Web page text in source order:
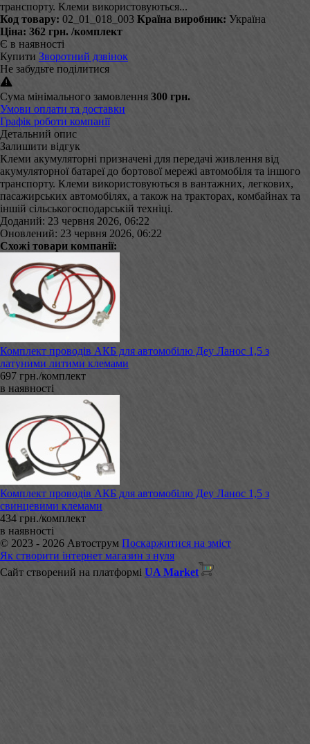
транспорту. Клеми використовуються...
Код товару: 02_01_018_003 Країна виробник: Україна
Ціна: 362 грн. /комплект
Є в наявності
Купити Зворотний дзвінок
Не забудьте поділитися
Сума мінімального замовлення 300 грн.
Умови оплати та доставки
Графік роботи компанії
Детальний опис
Залишити відгук
Клеми акумуляторні призначені для передачі живлення від
акумуляторної батареї до бортової мережі автомобіля та іншого
транспорту. Клеми використовуються в вантажних, легкових,
пасажирських автомобілях, а також на тракторах, комбайнах та
іншій сільськогосподарській техніці.
Доданий: 23 червня 2026, 06:22
Оновлений: 23 червня 2026, 06:22
Схожі товари компанії:
Комплект проводів АКБ для автомобілю Деу Ланос 1,5 з
латуними литими клемами
697 грн./комплект
в наявності
Комплект проводів АКБ для автомобілю Деу Ланос 1,5 з
свинцевими клемами
434 грн./комплект
в наявності
© 2023 - 2026 Автострум Поскаржитися на зміст
Як створити інтернет магазин з нуля
Сайт створений на платформі UA Market